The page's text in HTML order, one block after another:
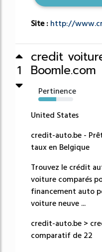
Site : http://
1
credit
Boomle.com
Pertinence
51%
United States
credit-auto.be -
taux en Belgique
Trouvez le crédit
voiture comparés
financement auto
voiture neuve ...
credit-auto.be >
comparatif de 22